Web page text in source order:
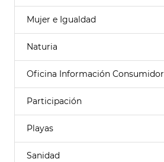
Mujer e Igualdad
Naturia
Oficina Información Consumidor
Participación
Playas
Sanidad